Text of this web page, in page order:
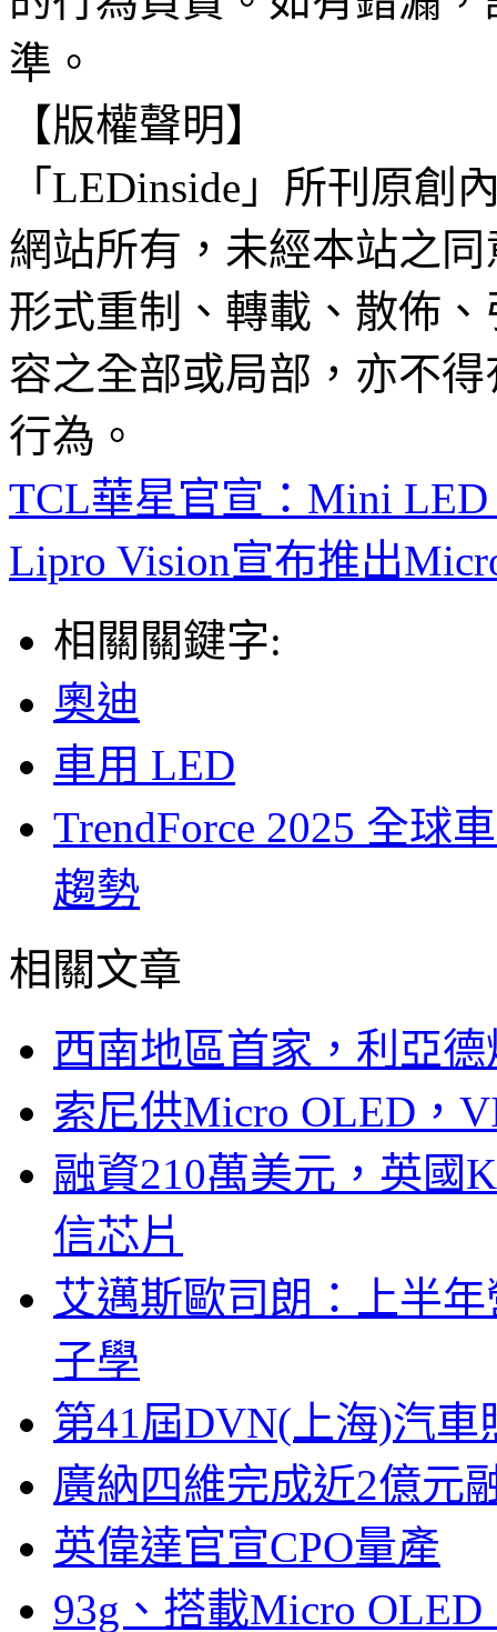
準。
【版權聲明】
「LEDinside」所刊原創
網站所有，未經本站之
形式重制、轉載、散佈
容之全部或局部，亦不
行為。
TCL華星官宣：Mini
Lipro Vision宣布推出
相關關鍵字:
奧迪
車用 LED
TrendForce 2025 全球
趨勢
相關文章
西南地區首家，利亞
索尼供Micro OLED，
融資210萬美元，英國
信芯片
艾邁斯歐司朗：上半
子學
第41屆DVN(上海)汽
廣納四維完成近2億元
英偉達官宣CPO量產
93g、搭載Micro